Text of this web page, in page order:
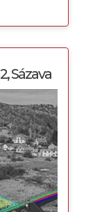
Sázava